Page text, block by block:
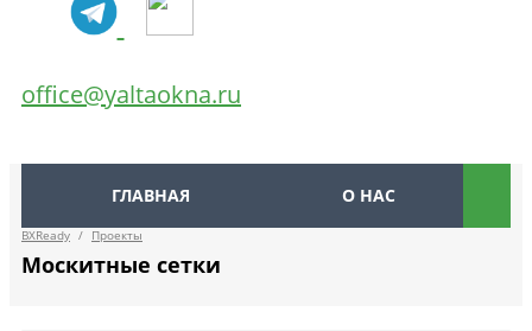
office@yaltaokna.ru
ГЛАВНАЯ О НАС
BXReady / Проекты
Москитные сетки